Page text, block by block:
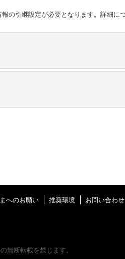
の引継設定が必要となります。詳細に
へのお願い 推奨環境 お問い合わせ
無断転載を禁じます。